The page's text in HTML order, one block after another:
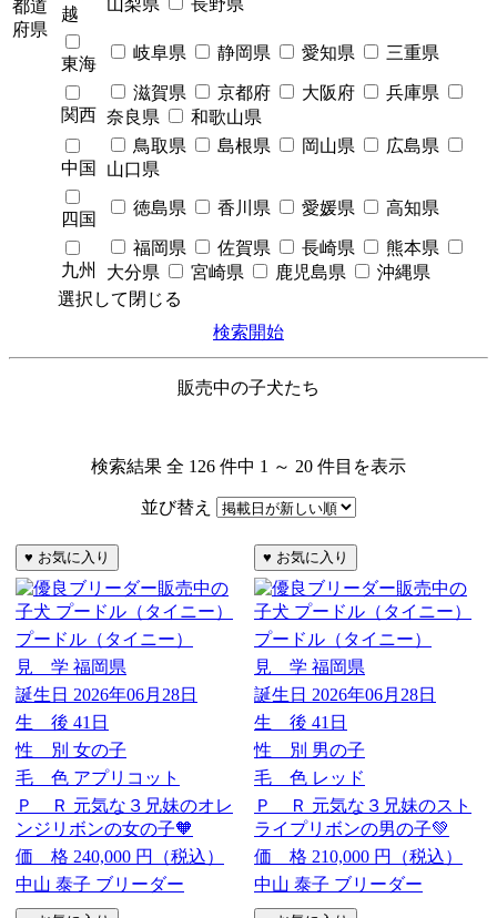
都道
府県
越
東海
岐阜県 静岡県 愛知県 三重県
関西
滋賀県 京都府 大阪府
兵庫県
奈良県
和歌山県
中国
鳥取県 島根県 岡山県
広島県
山口県
四国
徳島県 香川県 愛媛県 高知県
九州
福岡県 佐賀県 長崎県
熊本県
大分県
宮崎県 鹿児島県
沖縄県
選択して閉じる
検索開始
販売中の子犬たち
検索結果 全 126 件中 1 ～ 20 件目を表示
並び替え
プードル（タイニー）
見 学 福岡県
誕生日 2026年06月28日
生 後 41日
性 別 女の子
毛 色 アプリコット
Ｐ Ｒ 元気な３兄妹のオレ
ンジリボンの女の子🧡
価 格 240,000 円（税込）
中山 泰子 ブリーダー
プードル（タイニー）
見 学 福岡県
誕生日 2026年06月28日
生 後 41日
性 別 男の子
毛 色 レッド
Ｐ Ｒ 元気な３兄妹のスト
ライプリボンの男の子💚
価 格 210,000 円（税込）
中山 泰子 ブリーダー